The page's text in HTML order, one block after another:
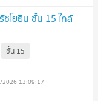
โยธิน ชั้น 15 ใกล้
ชั้น 15
13:09:17